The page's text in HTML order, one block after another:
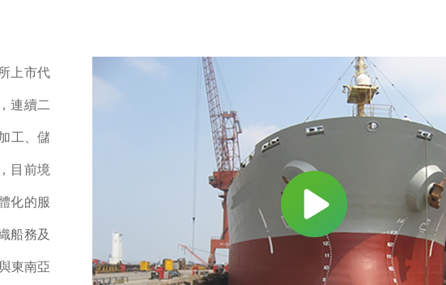
上市代
連續二
工、儲
目前境
化的服
船務及
東南亞